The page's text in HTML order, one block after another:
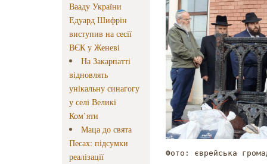
Вааду України
Едуард Шифрін
виступив на сесії
ВЄК у Женеві
На Закарпатті
відновлять
унікальну синагогу
у селі Великі
Ком’яти
Маца до свята
Песах: підсумки
реалізації
Фото: єврейська